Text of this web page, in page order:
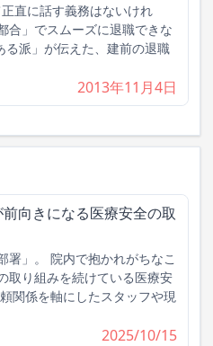
直に話す義務はないけれ
合」でスムーズに退職できな
派」が伝えた、建前の退職
2013年11月4日
向きになる医療安全の取
署」。 院内で抱かれがちなこ
取り組みを続けている医療安
関係を軸にしたスタッフや現
2025/10/15